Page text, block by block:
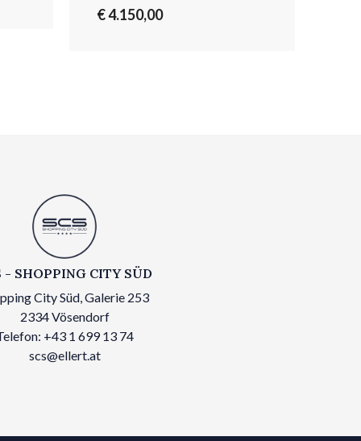
€ 4.150,00
- SHOPPING CITY SÜD
City Süd, Galerie 253
2334 Vösendorf
+43 1 699 13 74
scs@ellert.at